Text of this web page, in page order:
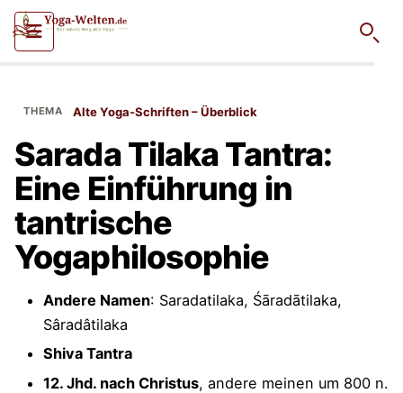
Alte Yoga-Schriften – Überblick
Sarada Tilaka Tantra:
Eine Einführung in
tantrische
Yogaphilosophie
Andere Namen: Saradatilaka, Śāradātilaka,
Sâradâtilaka
Shiva Tantra
12. Jhd. nach Christus, andere meinen um 800 n.